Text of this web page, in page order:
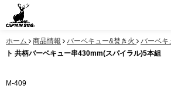
ホーム 商品情報 バーベキュー&焚き火 バーベキ
ト 共柄バーベキュー串430mm(スパイラル)5本組
M-409